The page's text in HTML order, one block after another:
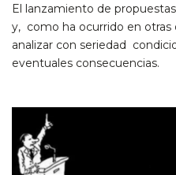
El lanzamiento de
y, como ha ocurrido en otras
analizar con seriedad
eventuales consecuencias.